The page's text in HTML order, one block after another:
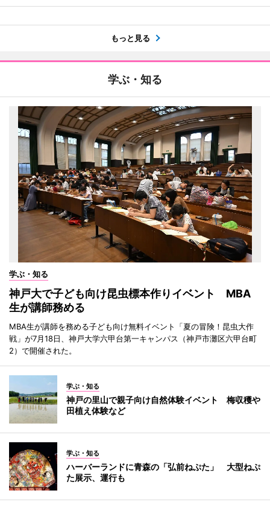
もっと見る
学ぶ・知る
学ぶ・知る
神戸大で子ども向け昆虫標本作りイベント MBA
生が講師務める
MBA生が講師を務める子ども向け無料イベント「夏の冒険！昆虫大作
戦」が7月18日、神戸大学六甲台第一キャンパス（神戸市灘区六甲台町
2）で開催された。
学ぶ・知る
神戸の里山で親子向け自然体験イベント 梅収穫や
田植え体験など
学ぶ・知る
ハーバーランドに青森の「弘前ねぷた」 大型ねぷ
た展示、運行も